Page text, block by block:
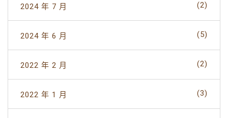
2024 年 7 月 (2)
2024 年 6 月 (5)
2022 年 2 月 (2)
2022 年 1 月 (3)